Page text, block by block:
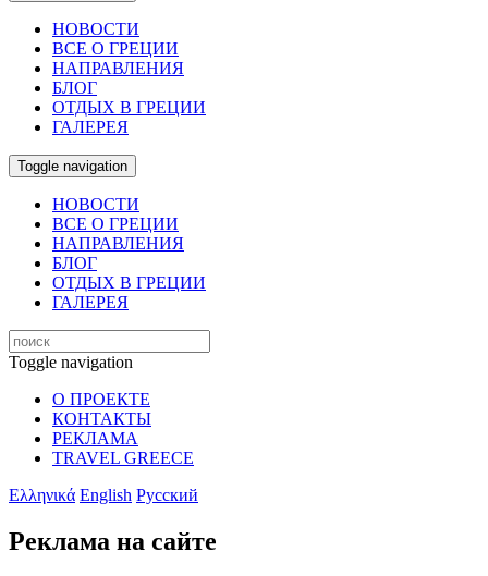
НОВОСТИ
ВСЕ О ГРЕЦИИ
НАПРАВЛЕНИЯ
БЛОГ
ОТДЫХ В ГРЕЦИИ
ГАЛЕРЕЯ
Toggle navigation
НОВОСТИ
ВСЕ О ГРЕЦИИ
НАПРАВЛЕНИЯ
БЛОГ
ОТДЫХ В ГРЕЦИИ
ГАЛЕРЕЯ
Toggle navigation
О ПРОЕКТЕ
КОНТАКТЫ
РЕКЛАМА
TRAVEL GREECE
Ελληνικά English Русский
Реклама на сайте